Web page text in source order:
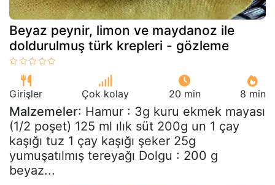
Beyaz peynir, limon ve maydanoz ile
doldurulmuş türk krepleri - gözleme
Girişler Çok kolay 20 min 8 min
Malzemeler: Hamur : 3g kuru ekmek mayası
(1/2 poşet) 125 ml ılık süt 200g un 1 çay
kaşığı tuz 1 çay kaşığı şeker 25g
yumuşatılmış tereyağı Dolgu : 200 g
beyaz...